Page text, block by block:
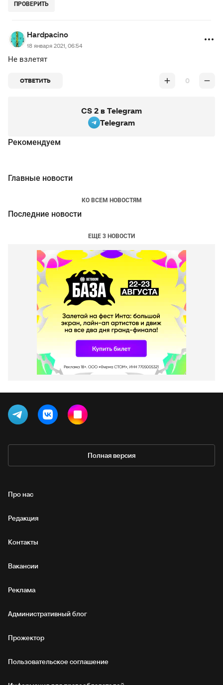
ПРОВЕРИТЬ
Hardpacino
18 января 2021, 06:54
Не взлетят
ОТВЕТИТЬ 0
CS 2 в Telegram
Telegram
Рекомендуем
Главные новости
КО ВСЕМ НОВОСТЯМ
Последние новости
ЕЩЕ 3 НОВОСТИ
Полная версия
Про нас
Редакция
Контакты
Вакансии
Реклама
Административный блог
Прожектор
Пользовательское соглашение